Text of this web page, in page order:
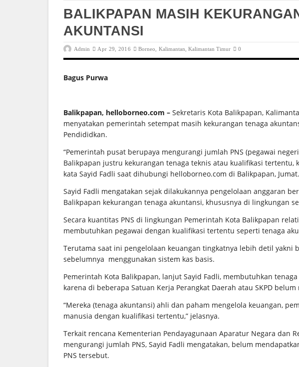
BALIKPAPAN MASIH
AKUNTANSI
Admin Apr 29, 2016 Borneo Kalimantan ,Kalimantan Timur 0
Bagus Purwa
Balikpapan, helloborneo.com – Sekretaris Kota Balikpapan,
menyatakan pemerintah setempat masih kekurangan tenaga
Pendididkan.
“Pemerintah pusat berupaya mengurangi jumlah PNS (pegawai
Balikpapan justru kekurangan tenaga teknis atau kualifikasi tertentu,
kata Sayid Fadli saat dihubungi helloborneo.com di Balikpapan, Jumat.
Sayid Fadli mengatakan sejak dilakukannya pengelolaan anggaran
Balikpapan kekurangan tenaga akuntansi, khususnya di lingkungan
Secara kuantitas PNS di lingkungan Pemerintah Kota Balikpapan
membutuhkan pegawai dengan kualifikasi tertentu seperti tenaga
Terutama saat ini pengelolaan keuangan tingkatnya lebih detil yakni
sebelumnya menggunakan sistem kas basis.
Pemerintah Kota Balikpapan, lanjut Sayid Fadli, membutuhkan
karena di beberapa Satuan Kerja Perangkat Daerah atau SKPD
“Mereka (tenaga akuntansi) ahli dan paham mengelola keuangan,
manusia dengan kualifikasi tertentu,” jelasnya.
Terkait rencana Kementerian Pendayagunaan Aparatur Negara dan
mengurangi jumlah PNS, Sayid Fadli mengatakan, belum
PNS tersebut.